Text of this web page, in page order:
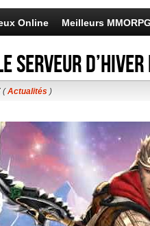
Online Meilleurs MMORPG
serveur
(Actualités )